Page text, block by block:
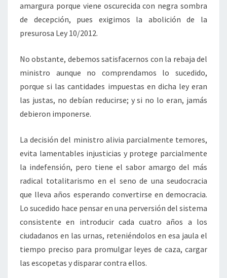
amargura porque viene oscurecida con negra sombra
de decepción, pues exigimos la abolición de la
presurosa Ley 10/2012.
No obstante, debemos satisfacernos con la rebaja del
ministro aunque no comprendamos lo sucedido,
porque si las cantidades impuestas en dicha ley eran
las justas, no debían reducirse; y si no lo eran, jamás
debieron imponerse.
La decisión del ministro alivia parcialmente temores,
evita lamentables injusticias y protege parcialmente
la indefensión, pero tiene el sabor amargo del más
radical totalitarismo en el seno de una seudocracia
que lleva años esperando convertirse en democracia.
Lo sucedido hace pensar en una perversión del sistema
consistente en introducir cada cuatro años a los
ciudadanos en las urnas, reteniéndolos en esa jaula el
tiempo preciso para promulgar leyes de caza, cargar
las escopetas y disparar contra ellos.